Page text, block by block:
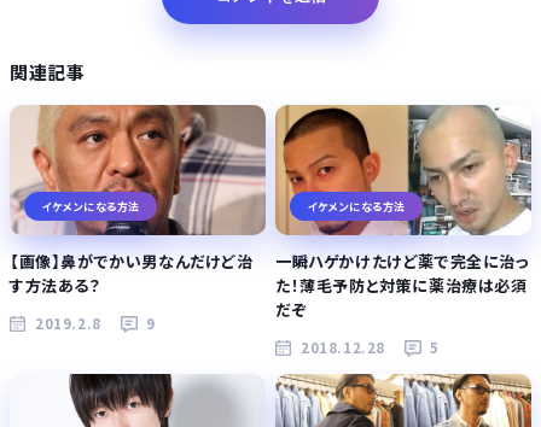
関連記事
イケメンになる方法
【画像】鼻がでかい男なんだけど治
す方法ある？
2019.2.8 9
イケメンになる方法
一瞬ハゲかけたけど薬で完全に治っ
た！薄毛予防と対策に薬治療は必須
だぞ
2018.12.28 5